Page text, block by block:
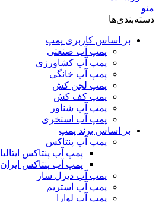
منو
دسته‌بندی‌ها
بر اساس کاربری پمپ
پمپ آب صنعتی
پمپ آب کشاورزی
پمپ آب خانگی
پمپ لجن کش
پمپ کف کش
پمپ آب شناور
پمپ آب استخری
بر اساس برند پمپ
پمپ آب پنتاکس
پمپ آب پنتاکس ایتالیا
پمپ آب پنتاکس ایران
پمپ آب دیزل ساز
پمپ آب استریم
پمپ آب لوارا